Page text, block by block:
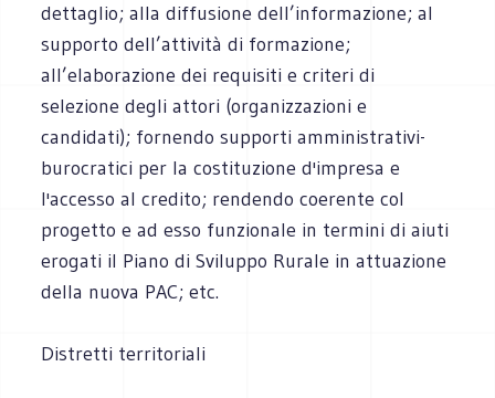
dettaglio; alla diffusione dell’informazione; al
supporto dell’attività di formazione;
all’elaborazione dei requisiti e criteri di
selezione degli attori (organizzazioni e
candidati); fornendo supporti amministrativi-
burocratici per la costituzione d'impresa e
l'accesso al credito; rendendo coerente col
progetto e ad esso funzionale in termini di aiuti
erogati il Piano di Sviluppo Rurale in attuazione
della nuova PAC; etc.
Distretti territoriali